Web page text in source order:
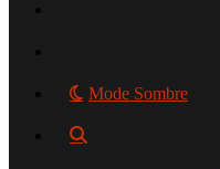
Mode Sombre